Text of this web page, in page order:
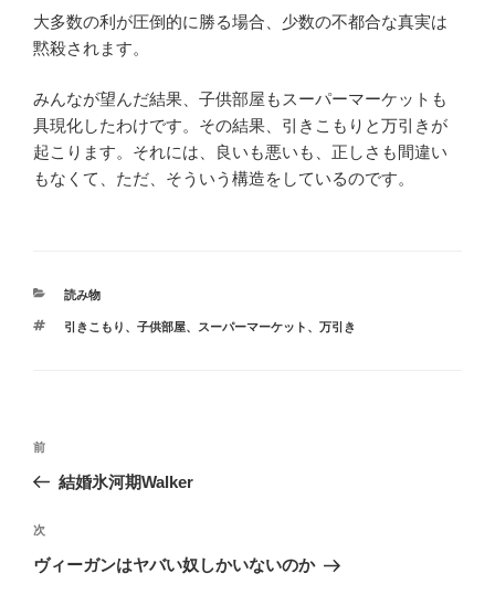
大多数の利が圧倒的に勝る場合、少数の不都合な真実は
黙殺されます。
みんなが望んだ結果、子供部屋もスーパーマーケットも
具現化したわけです。その結果、引きこもりと万引きが
起こります。それには、良いも悪いも、正しさも間違い
もなくて、ただ、そういう構造をしているのです。
カ
ゴ
読み物
タ
引きこもり 、 子供部屋、 スーパーマーケット 、 万引き
投
ビ
ゲ
前
の
稿
前
結婚氷河期Walker
次
の
次
ヴィーガンはヤバい奴しかいないのか